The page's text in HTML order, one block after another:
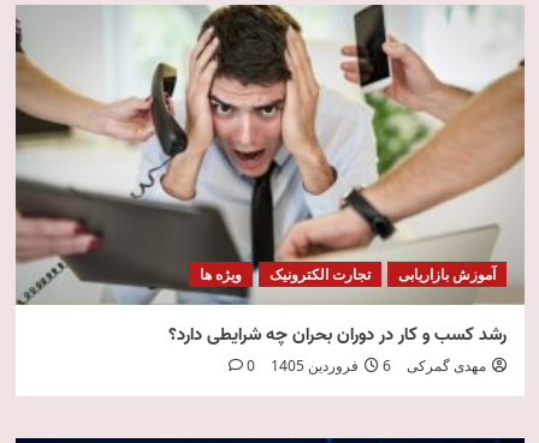
آموزش بازاریابی تجارت الکترونیک ویژه ها
رشد کسب و کار در دوران بحران چه شرایطی دارد؟
مهدی گمرکی 6 فروردین 1405 0